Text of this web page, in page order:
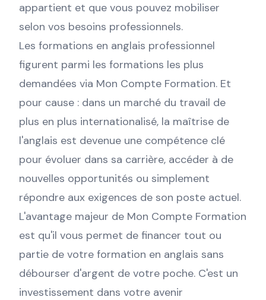
appartient et que vous pouvez mobiliser
selon vos besoins professionnels.
Les formations en anglais professionnel
figurent parmi les formations les plus
demandées via Mon Compte Formation. Et
pour cause : dans un marché du travail de
plus en plus internationalisé, la maîtrise de
l'anglais est devenue une compétence clé
pour évoluer dans sa carrière, accéder à de
nouvelles opportunités ou simplement
répondre aux exigences de son poste actuel.
L'avantage majeur de Mon Compte Formation
est qu'il vous permet de financer tout ou
partie de votre formation en anglais sans
débourser d'argent de votre poche. C'est un
investissement dans votre avenir